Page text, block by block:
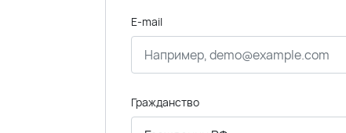
E-mail
Гражданство